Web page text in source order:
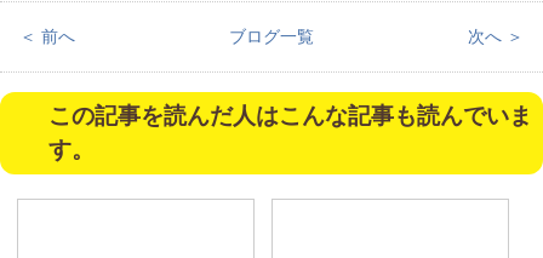
＜ 前へ ブログ一覧 次へ ＞
この記事を読んだ人はこんな記事も読んでいま
す。